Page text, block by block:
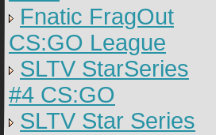
Fnatic FragOut
CS:GO League
SLTV StarSeries
#4 CS:GO
SLTV Star Series